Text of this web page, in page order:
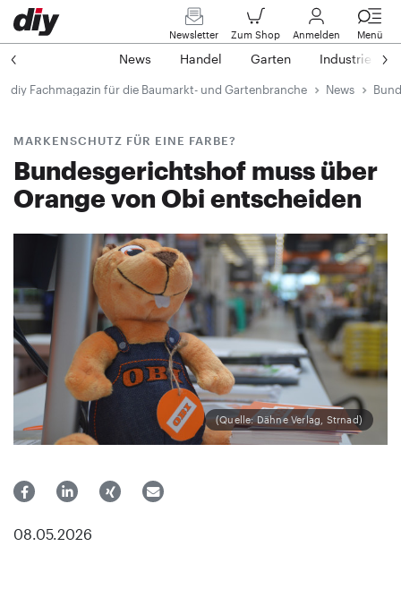
Newsletter Zum Shop Anmelden Menü
News Handel Garten Industrie
diy Fachmagazin für die Baumarkt- und Gartenbranche News
MARKENSCHUTZ FÜR EINE FARBE?
Bundesgerichtshof muss über
Orange von Obi entscheiden
(Quelle: Dähne Verlag, Strnad)
08.05.2026